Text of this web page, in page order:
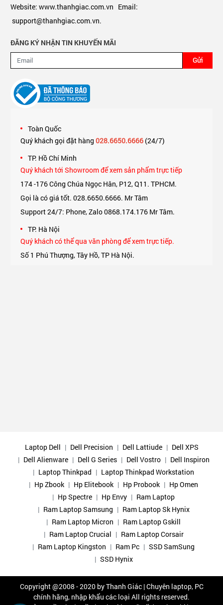
Website: www.thanhgiac.com.vn Email:
support@thanhgiac.com.vn.
ĐĂNG KÝ NHẬN TIN KHUYẾN MÃI
Gửi
Toàn Quốc
Quý khách gọi đặt hàng 028.6650.6666(24/7)
TP. Hồ Chí Minh
Quý khách tới Showroom để xem sản phẩm trực tiếp
174 -176 Công Chúa Ngọc Hân, P12, Q11. TPHCM.
Gọi là có giá tốt. 028.6650.6666. Mr Tâm
Support 24/7: Phone, Zalo 0868.174.176 Mr Tâm.
TP. Hà Nội
Quý khách có thể qua văn phòng để xem trực tiếp.
Số 1 Phú Thượng, Tây Hồ, TP Hà Nội.
Laptop Dell Dell Precision Dell Lattiude
Dell XPS
Dell Alienware
Dell G Series Dell Vostro
Dell Inspiron
Laptop Thinkpad
Laptop Thinkpad Workstation
Hp Zbook
Hp Elitebook Hp Probook
Hp Omen
Hp Spectre
Hp Envy
Ram Laptop
Ram Laptop Samsung
Ram Laptop Sk Hynix
Ram Laptop Micron
Ram Laptop Gskill
Ram Laptop Crucial
Ram Laptop Corsair
Ram Laptop Kingston
Ram Pc
SSD SamSung
SSD Hynix
Copyright @2008 - 2020 byThanh Giác | Chuyên laptop, PC
chính hãng, nhập khẩu các loại All rights reserved.